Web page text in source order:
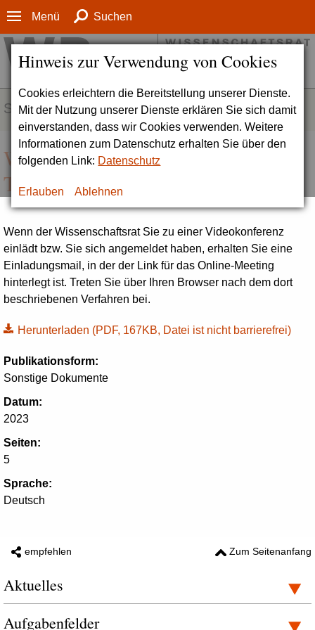
Hinweis zur Verwendung von Cookies
Cookies erleichtern die Bereitstellung unserer Dienste.
Mit der Nutzung unserer Dienste erklären Sie sich damit
einverstanden, dass wir Cookies verwenden. Weitere
Informationen zum Datenschutz erhalten Sie über den
folgenden Link: Datenschutz
Erlauben Ablehnen
Menü Suchen
SERVICE
WebEx | Anleitung für die
Teilnahme an einer Videokonferenz
Wenn der Wissenschaftsrat Sie zu einer Videokonferenz
einlädt bzw. Sie sich angemeldet haben, erhalten Sie eine
Einladungsmail, in der der Link für das Online-Meeting
hinterlegt ist. Treten Sie über Ihren Browser nach dem dort
beschriebenen Verfahren bei.
Herunterladen (PDF, 167KB, Datei ist nicht barrierefrei)
Publikationsform:
Sonstige Dokumente
Datum:
2023
Seiten:
5
Sprache:
Deutsch
empfehlen Zum Seitenanfang
Aktuelles
Aufgabenfelder